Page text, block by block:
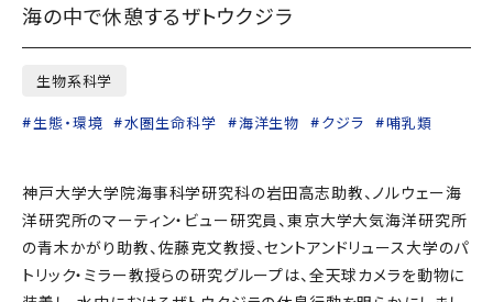
海の中で休憩するザトウクジラ
生物系科学
生態・環境
水圏生命科学 海洋生物 クジラ 哺乳類
神戸大学大学院海事科学研究科の岩田高志助教、ノルウェー海
洋研究所のマーティン・ビュー研究員、東京大学大気海洋研究所
の青木かがり助教、佐藤克文教授、セントアンドリュース大学のパ
トリック・ミラー教授らの研究グループは、全天球カメラを動物に